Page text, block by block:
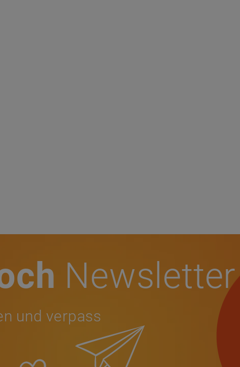
Newsletter
und verpass